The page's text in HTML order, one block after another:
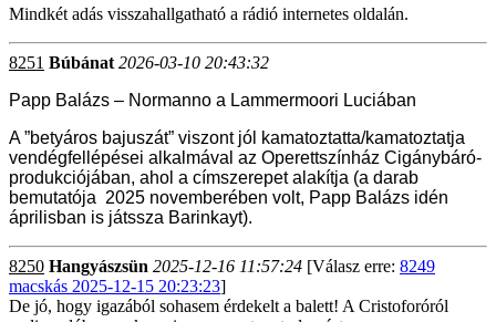
Mindkét adás visszahallgatható a rádió internetes oldalán.
8251 Búbánat 2026-03-10 20:43:32
Papp Balázs – Normanno a Lammermoori Luciában
A ”betyáros bajuszát” viszont jól kamatoztatta/kamatoztatja
vendégfellépései alkalmával az Operettszínház Cigánybáró-
produkciójában, ahol a címszerepet alakítja (a darab
bemutatója 2025 novemberében volt, Papp Balázs idén
áprilisban is játssza Barinkayt).
8250 Hangyászsün 2025-12-16 11:57:24 [Válasz erre: 8249
macskás 2025-12-15 20:23:23]
De jó, hogy igazából sohasem érdekelt a balett! A Cristoforóról